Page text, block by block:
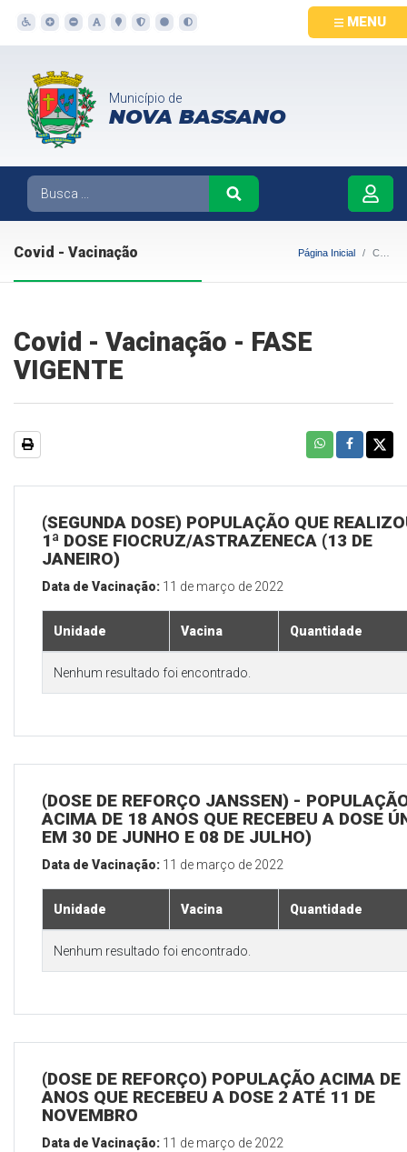
MENU
Município de
NOVA BASSANO
Covid - Vacinação Página Inicial Covid - Vacinação
Covid - Vacinação - FASE
VIGENTE
(SEGUNDA DOSE) POPULAÇÃO QUE
1ª DOSE FIOCRUZ/ASTRAZENECA (13 DE
JANEIRO)
Data de Vacinação: 11 de março de 2022
Unidade Vacina Quantidade
Nenhum resultado foi encontrado.
(DOSE DE REFORÇO JANSSEN) -
ACIMA DE 18 ANOS QUE RECEBEU A DOSE
EM 30 DE JUNHO E 08 DE JULHO)
Data de Vacinação: 11 de março de 2022
Unidade Vacina Quantidade
Nenhum resultado foi encontrado.
(DOSE DE REFORÇO) POPULAÇÃO ACIMA DE
ANOS QUE RECEBEU A DOSE 2 ATÉ 11 DE
NOVEMBRO
Data de Vacinação: 11 de março de 2022